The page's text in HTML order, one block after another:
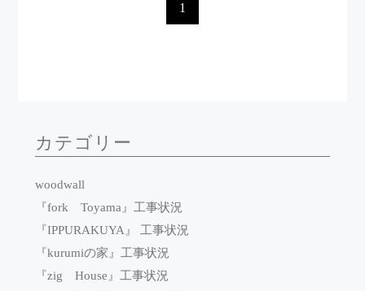
1
カテゴリー
woodwall
『fork Toyama』工事状況
『IPPURAKUYA』 工事状況
『kurumiの家』工事状況
『zig House』工事状況